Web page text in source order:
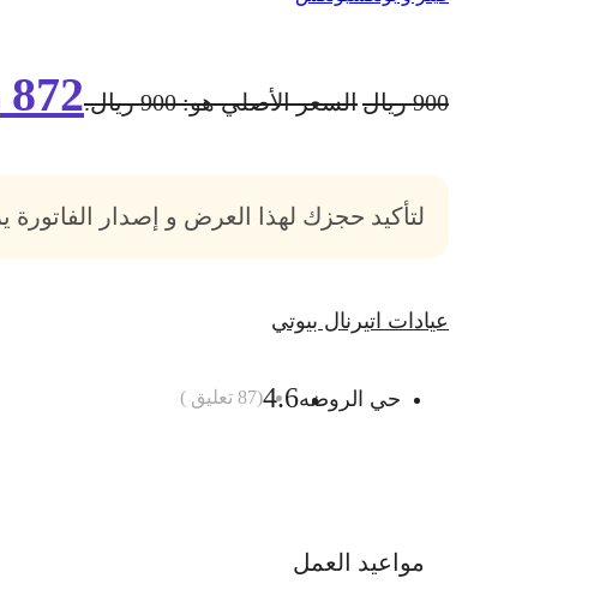
900 ريالالسعر الأصلي هو: 900 ريال. 872
لتأكيد حجزك لهذا العرض و إصدار
عيادات اتيرنال بيوتي
حي الروضه4.6
(
87 تعليق )
مواعيد العمل